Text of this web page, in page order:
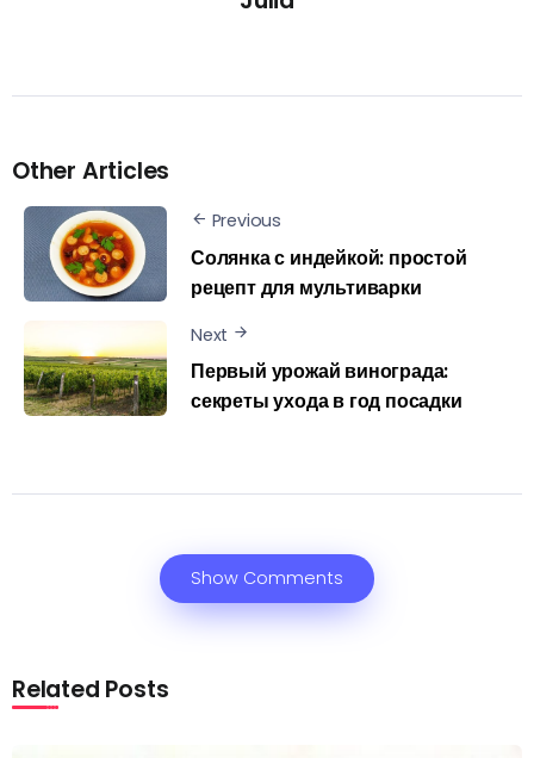
Other Articles
Previous
Солянка с индейкой: простой
рецепт для мультиварки
Next
Первый урожай винограда:
секреты ухода в год посадки
Show Comments
Related Posts